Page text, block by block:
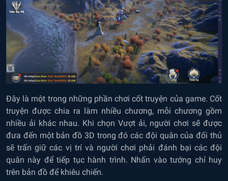
Đây là một trong những phần chơi cốt truyện của game. Cốt
truyện được chia ra làm nhiều chương, mỗi chương gồm
nhiều ải khác nhau. Khi chọn Vượt ải, người chơi sẽ được
đưa đến một bản đồ 3D trong đó các đội quân của đối thủ
sẽ trấn giữ các vị trí và người chơi phải đánh bại các đội
quân này để tiếp tục hành trình. Nhấn vào tướng chỉ huy
trên bản đồ để khiêu chiến.